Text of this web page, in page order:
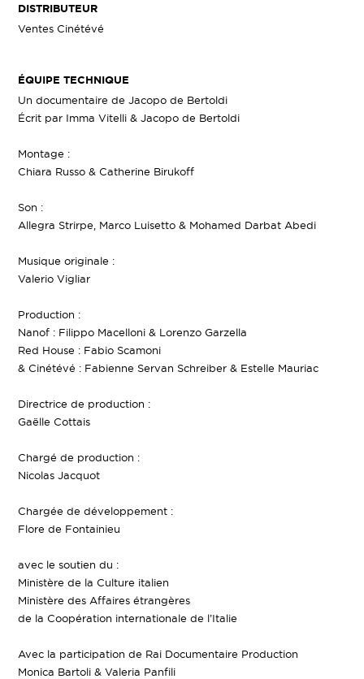
DISTRIBUTEUR
Ventes Cinétévé
ÉQUIPE TECHNIQUE
Un documentaire de Jacopo de Bertoldi
Écrit par Imma Vitelli & Jacopo de Bertoldi
Montage :
Chiara Russo & Catherine Birukoff
Son :
Allegra Strirpe, Marco Luisetto & Mohamed Darbat Abedi
Musique originale :
Valerio Vigliar
Production :
Nanof : Filippo Macelloni & Lorenzo Garzella
Red House : Fabio Scamoni
& Cinétévé : Fabienne Servan Schreiber & Estelle Mauriac
Directrice de production :
Gaëlle Cottais
Chargé de production :
Nicolas Jacquot
Chargée de développement :
Flore de Fontainieu
avec le soutien du :
Ministère de la Culture italien
Ministère des Affaires étrangères
de la Coopération internationale de l’Italie
Avec la participation de Rai Documentaire Production
Monica Bartoli & Valeria Panfili